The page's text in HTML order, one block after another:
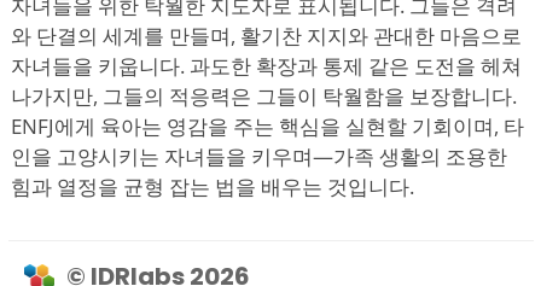
와 단결의 세계를 만들며, 활기찬 지지와 관대한 마음으로
자녀들을 키웁니다. 과도한 확장과 통제 같은 도전을 헤쳐
나가지만, 그들의 적응력은 그들이 탁월함을 보장합니다.
ENFJ에게 육아는 영감을 주는 핵심을 실현할 기회이며, 타
인을 고양시키는 자녀들을 키우며—가족 생활의 조용한
힘과 열정을 균형 잡는 법을 배우는 것입니다.
© IDRlabs 2026